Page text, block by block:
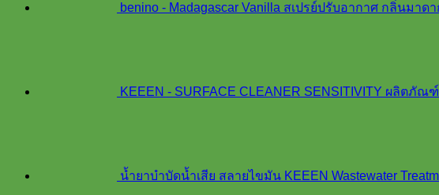
benino - Madagascar Vanilla สเปรย์ปรับอากาศ กลิ่นมาด
KEEEN - SURFACE CLEANER SENSITIVITY ผลิตภั
น้ำยาบำบัดน้ำเสีย สลายไขมัน KEEEN Wastewater